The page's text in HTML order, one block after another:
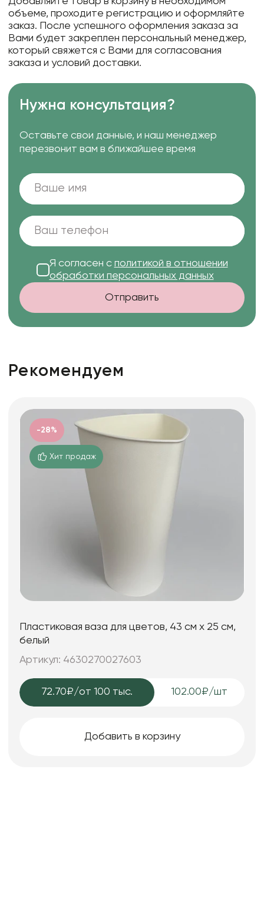
объеме, проходите регистрацию и оформляйте
заказ. После успешного оформления заказа за
Вами будет закреплен персональный менеджер,
который свяжется с Вами для согласования
заказа и условий доставки.
Нужна консультация?
Оставьте свои данные, и наш менеджер
перезвонит вам в ближайшее время
Я согласен с политикой в отношении
обработки персональных данных
Отправить
Рекомендуем
-28%
Хит продаж
Пластиковая ваза для цветов, 43 см х 25 см,
белый
Артикул: 4630270027603
72.70₽/от 100 тыс. 102.00₽/шт
Добавить в корзину